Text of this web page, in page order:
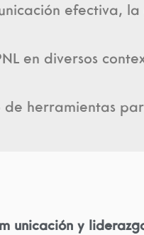
efectiva,
en diversos
herramientas
unicación y